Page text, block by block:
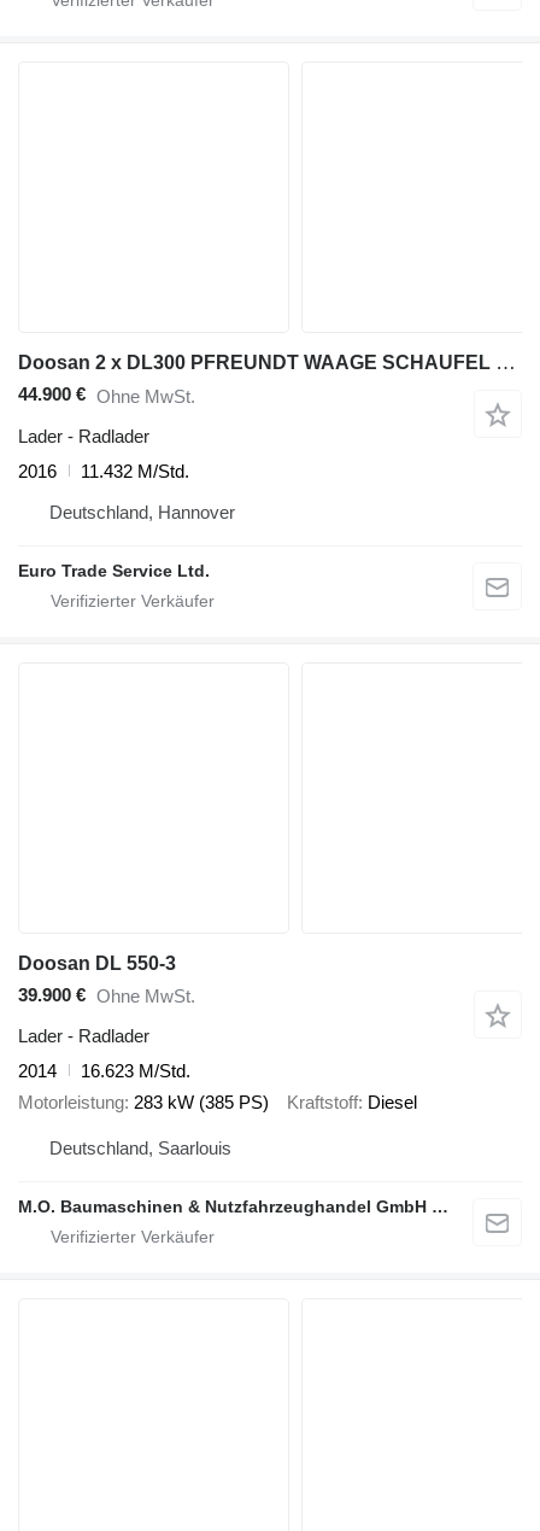
Doosan 2 x DL300 PFREUNDT WAAGE SCHAUFEL 3,1 cub KLIMA
44.900 € Ohne MwSt.
Lader - Radlader
2016
11.432 M/Std.
Deutschland, Hannover
Euro Trade Service Ltd.
Doosan DL 550-3
39.900 € Ohne MwSt.
Lader - Radlader
2014
16.623 M/Std.
Motorleistung 283 kW (385 PS) Kraftstoff Diesel
Deutschland, Saarlouis
M.O. Baumaschinen & Nutzfahrzeughandel GmbH & CO.